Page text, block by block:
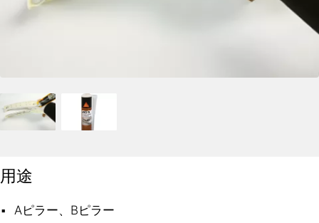
用途
Aピラー、Bピラー